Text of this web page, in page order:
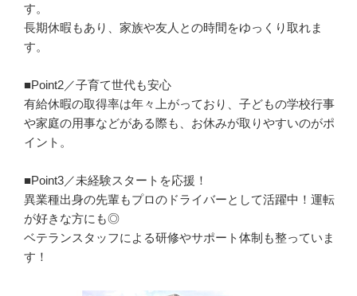
す。
長期休暇もあり、家族や友人との時間をゆっくり取れま
す。
■Point2／子育て世代も安心
有給休暇の取得率は年々上がっており、子どもの学校行事
や家庭の用事などがある際も、お休みが取りやすいのがポ
イント。
■Point3／未経験スタートを応援！
異業種出身の先輩もプロのドライバーとして活躍中！運転
が好きな方にも◎
ベテランスタッフによる研修やサポート体制も整っていま
す！